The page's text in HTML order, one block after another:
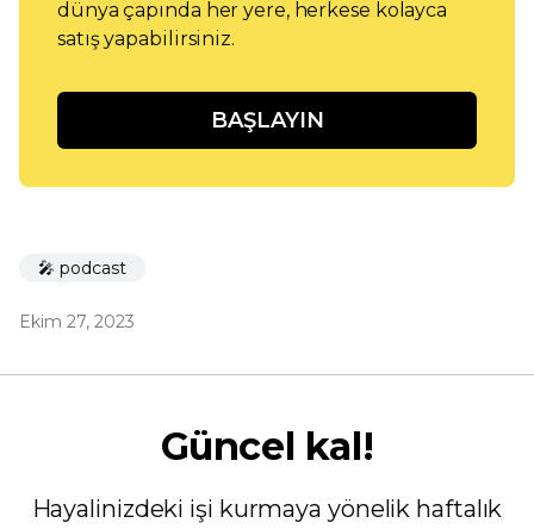
dünya çapında her yere, herkese kolayca
satış yapabilirsiniz.
BAŞLAYIN
🎤 podcast
Ekim 27, 2023
Güncel kal!
Hayalinizdeki işi kurmaya yönelik haftalık